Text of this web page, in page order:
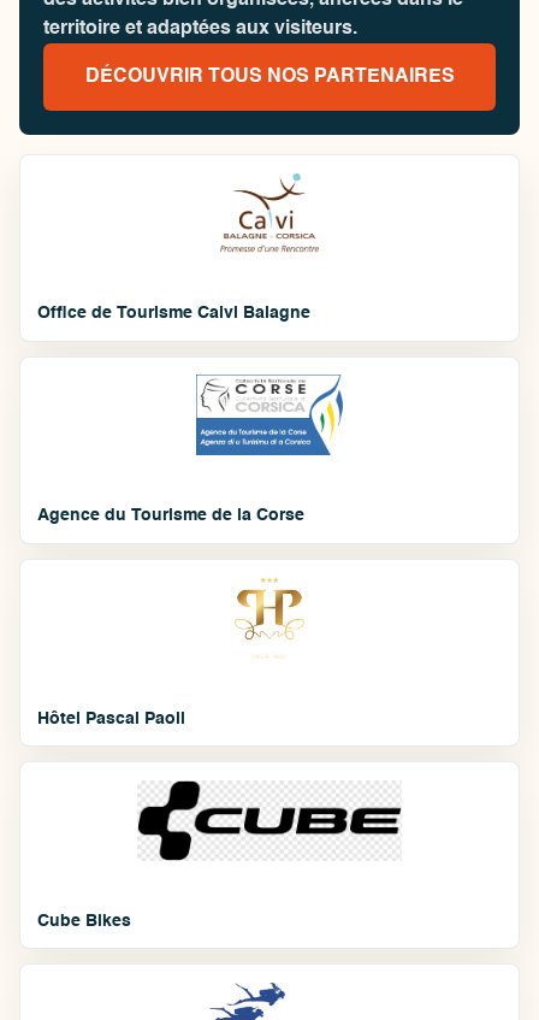
territoire et adaptées aux visiteurs.
DÉCOUVRIR TOUS NOS PARTENAIRES
Office de Tourisme Calvi Balagne
Agence du Tourisme de la Corse
Hôtel Pascal Paoli
Cube Bikes